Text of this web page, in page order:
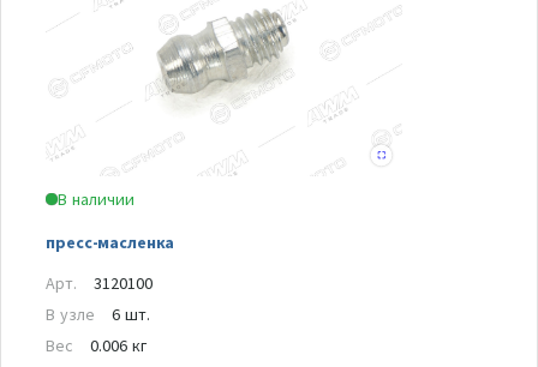
В наличии
пресс-масленка
Арт.
3120100
В узле
6 шт.
Вес
0.006 кг